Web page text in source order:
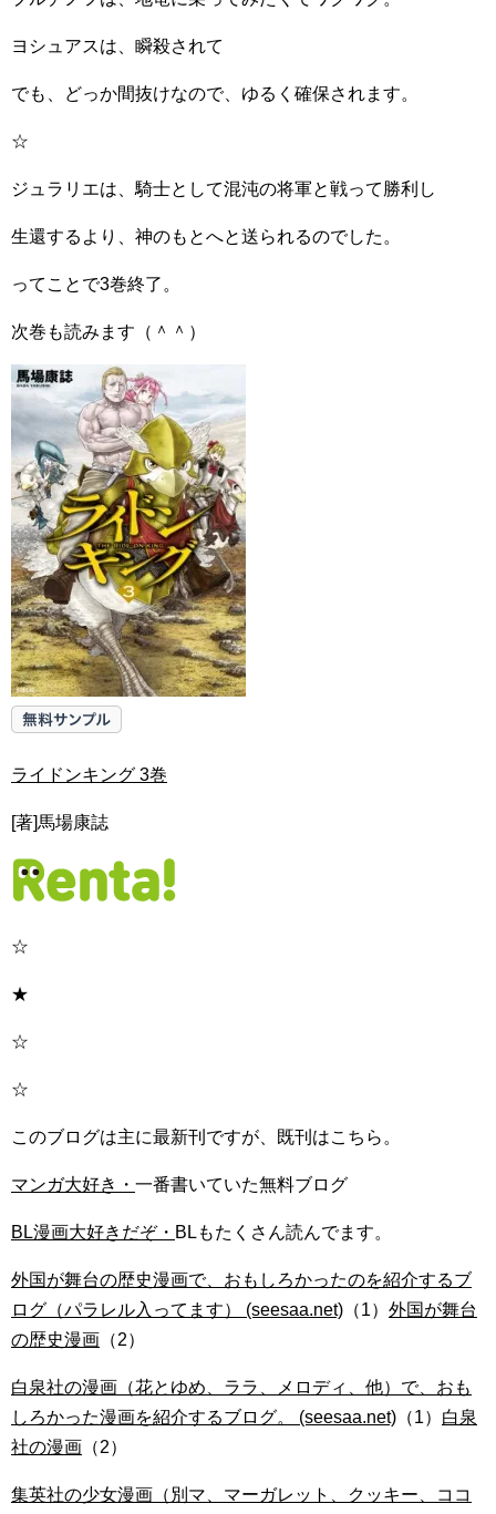
ヨシュアスは、瞬殺されて
でも、どっか間抜けなので、ゆるく確保されます。
☆
ジュラリエは、騎士として混沌の将軍と戦って勝利し
生還するより、神のもとへと送られるのでした。
ってことで3巻終了。
次巻も読みます（＾＾）
ライドンキング 3巻
[著]馬場康誌
☆
★
☆
☆
このブログは主に最新刊ですが、既刊はこちら。
マンガ大好き・ 一番書いていた無料ブログ
BL漫画大好きだぞ・ BLもたくさん読んでます。
外国が舞台の歴史漫画で、おもしろかったのを紹介するブ
ログ（パラレル入ってます） (seesaa.net) （1） 外国が舞台
の歴史漫画 （2）
白泉社の漫画（花とゆめ、ララ、メロディ、他）で、おも
しろかった漫画を紹介するブログ。 (seesaa.net) （1） 白泉
社の漫画 （2）
集英社の少女漫画（別マ、マーガレット、クッキー、ココ